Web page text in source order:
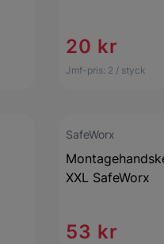
20 kr
Jmf-pris: 2 / styck
SafeWorx
XXL SafeWorx
53 kr